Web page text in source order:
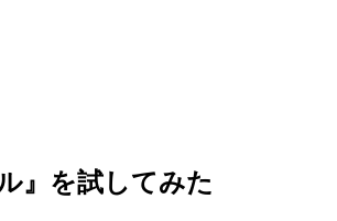
』を試してみた